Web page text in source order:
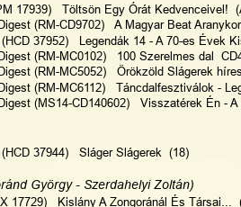
17939)   Töltsön Egy Órát Kedvenceivel!
(RM-CD9702)   A Magyar Beat
37952)   Legendák 14 - A 70-es Évek
(RM-MC0102)   100 Szerelmes dal
(RM-MC5052)   Örökzöld Slágerek
(RM-MC6112)   Táncdalfesztiválok -
(MS14-CD140602)   Visszatérek Én -
37944)   Sláger Slágerek  (18)
György - Szerdahelyi Zoltán)
17729)   Kislány A Zongoránál És Társai...